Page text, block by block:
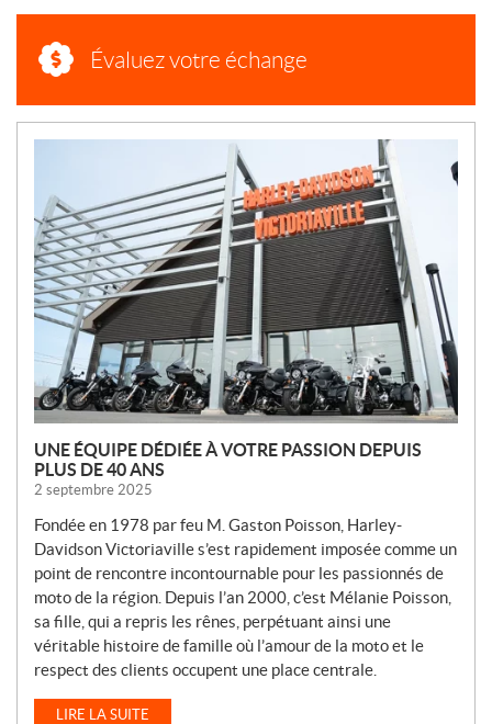
Évaluez votre échange
U
V
E
L
L
E
UNE ÉQUIPE DÉDIÉE À VOTRE PASSION DEPUIS
PLUS DE 40 ANS
2 septembre 2025
Fondée en 1978 par feu M. Gaston Poisson, Harley-
Davidson Victoriaville s’est rapidement imposée comme un
point de rencontre incontournable pour les passionnés de
moto de la région. Depuis l’an 2000, c’est Mélanie Poisson,
sa fille, qui a repris les rênes, perpétuant ainsi une
véritable histoire de famille où l’amour de la moto et le
respect des clients occupent une place centrale.
LIRE LA SUITE